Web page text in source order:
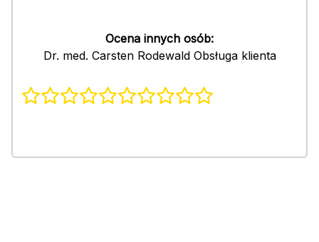
Ocena innych osób:
Dr. med. Carsten Rodewald Obsługa klienta